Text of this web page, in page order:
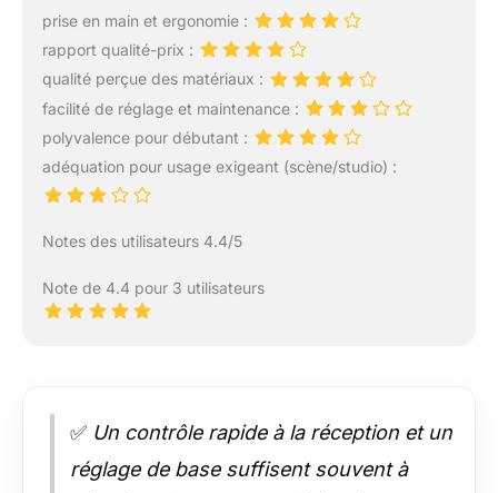
prise en main et ergonomie :
rapport qualité-prix :
qualité perçue des matériaux :
facilité de réglage et maintenance :
polyvalence pour débutant :
adéquation pour usage exigeant (scène/studio) :
Notes des utilisateurs 4.4/5
Note de 4.4 pour 3 utilisateurs
✅ Un contrôle rapide à la réception et un
réglage de base suffisent souvent à